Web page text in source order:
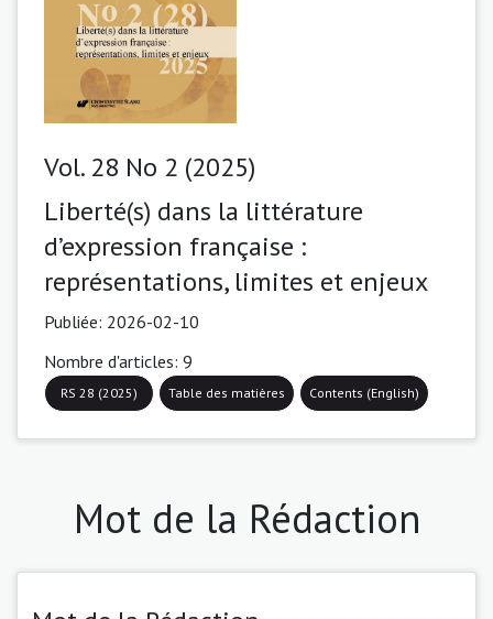
Vol. 28 No 2 (2025)
Liberté(s) dans la littérature
d’expression française :
représentations, limites et enjeux
Publiée: 2026-02-10
Nombre d'articles: 9
RS 28 (2025) Table des matières Contents (English)
Mot de la Rédaction